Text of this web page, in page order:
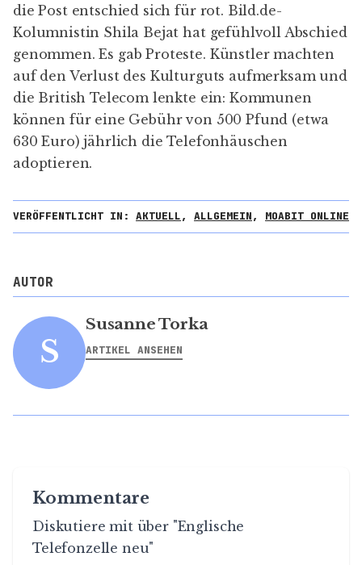
die Post entschied sich für rot. Bild.de-
Kolumnistin Shila Bejat hat gefühlvoll Abschied
genommen. Es gab Proteste. Künstler machten
auf den Verlust des Kulturguts aufmerksam und
die British Telecom lenkte ein: Kommunen
können für eine Gebühr von 500 Pfund (etwa
630 Euro) jährlich dieTelefonhäuschen
adoptieren.
VERÖFFENTLICHT IN: AKTUELL, ALLGEMEIN, MOABIT ONLINE
AUTOR
S
Susanne Torka
ARTIKEL ANSEHEN
Kommentare
Diskutiere mit über "Englische
Telefonzelle neu"